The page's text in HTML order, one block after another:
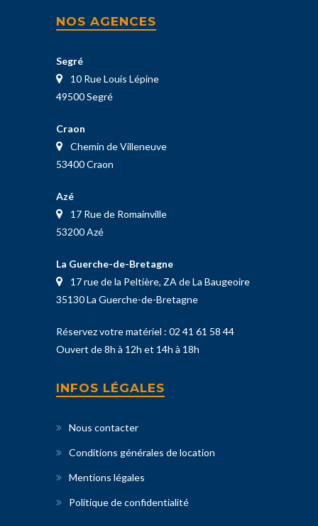
NOS AGENCES
Segré
10 Rue Louis Lépine
49500 Segré
Craon
Chemin de Villeneuve
53400 Craon
Azé
17 Rue de Romainville
53200 Azé
La Guerche-de-Bretagne
17 rue de la Peltière, ZA de La Baugeoire
35130 La Guerche-de-Bretagne
Réservez votre matériel : 02 41 61 58 44
Ouvert de 8h à 12h et 14h à 18h
INFOS LÉGALES
Nous contacter
Conditions générales de location
Mentions légales
Politique de confidentialité